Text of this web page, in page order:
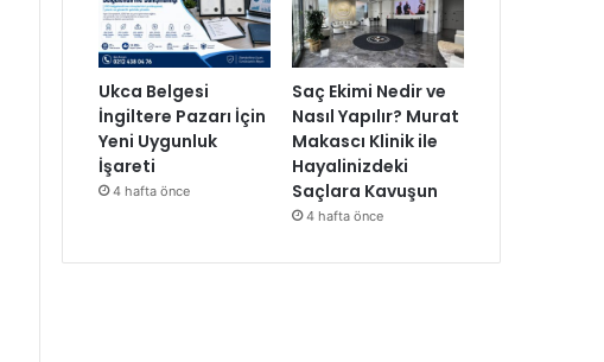
Ukca Belgesi
İngiltere Pazarı İçin
Yeni Uygunluk
İşareti
4 hafta önce
Saç Ekimi Nedir ve
Nasıl Yapılır? Murat
Makascı Klinik ile
Hayalinizdeki
Saçlara Kavuşun
4 hafta önce